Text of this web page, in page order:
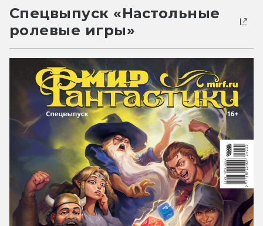
Спецвыпуск «Настольные
ролевые игры»